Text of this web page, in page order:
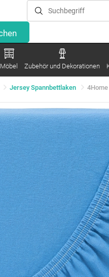
Möbel Zubehör und Dekorationen
Jersey Spannbettlaken